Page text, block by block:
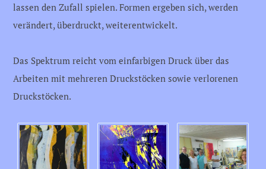
lassen den Zufall spielen. Formen ergeben sich, werden
verändert, überdruckt, weiterentwickelt.
Das Spektrum reicht vom einfarbigen Druck über das
Arbeiten mit mehreren Druckstöcken sowie verlorenen
Druckstöcken.